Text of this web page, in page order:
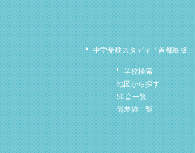
中学受験スタディ「首都圏版」
学校検索
地図から探す
50音一覧
偏差値一覧